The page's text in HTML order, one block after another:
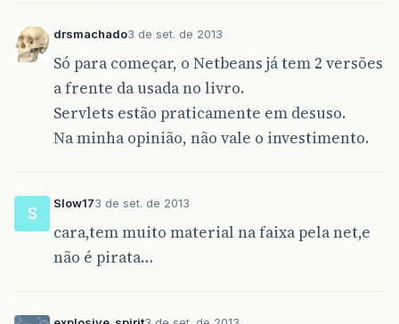
drsmachado3 de set. de 2013
Só para começar, o Netbeans já tem 2 versões
a frente da usada no livro.
Servlets estão praticamente em desuso.
Na minha opinião, não vale o investimento.
S
Slow173 de set. de 2013
cara,tem muito material na faixa pela net,e
não é pirata…